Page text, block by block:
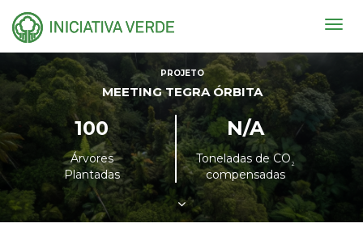
PROJETO
MEETING TEGRA ÓRBITA
100
Árvores
Plantadas
N/A
Toneladas de CO²
compensadas